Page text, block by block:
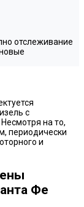
отслеживание
с
на то,
периодически
и
Фе